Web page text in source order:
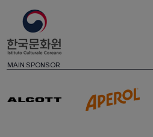
MAIN SPONSOR